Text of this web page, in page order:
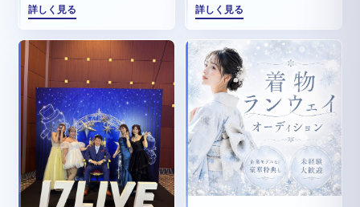
詳しく見る 詳しく見る